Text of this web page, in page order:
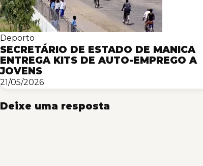
Deporto
SECRETÁRIO DE ESTADO DE MANICA
ENTREGA KITS DE AUTO-EMPREGO A
JOVENS
21/05/2026
Deixe uma resposta